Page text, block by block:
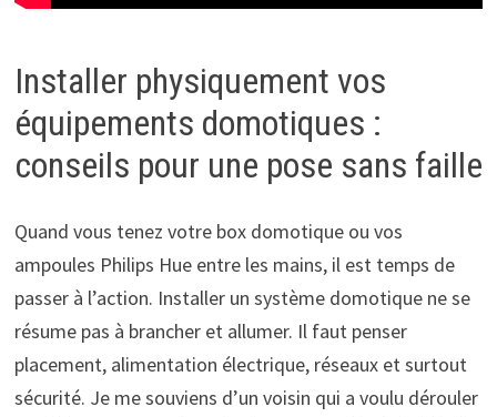
Installer physiquement vos
équipements domotiques :
conseils pour une pose sans faille
Quand vous tenez votre box domotique ou vos
ampoules Philips Hue entre les mains, il est temps de
passer à l’action. Installer un système domotique ne se
résume pas à brancher et allumer. Il faut penser
placement, alimentation électrique, réseaux et surtout
sécurité. Je me souviens d’un voisin qui a voulu dérouler